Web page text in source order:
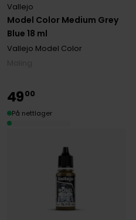
Model Color Medium Grey
Blue 18 ml
Vallejo
Vallejo Model Color
4900
På nettlager